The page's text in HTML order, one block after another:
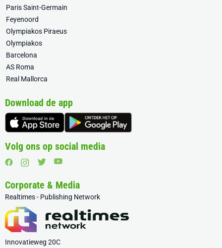
Paris Saint-Germain
Feyenoord
Olympiakos Piraeus
Olympiakos
Barcelona
AS Roma
Real Mallorca
Download de app
Volg ons op social media
Corporate & Media
Realtimes - Publishing Network
Innovatieweg 20C